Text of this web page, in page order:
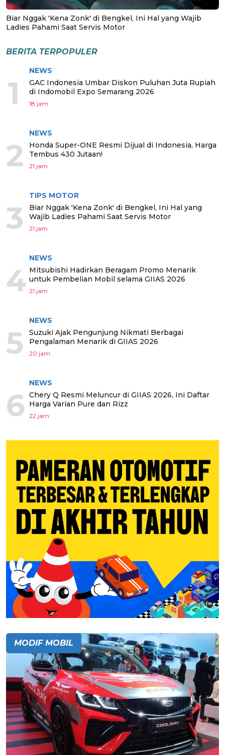
Biar Nggak 'Kena Zonk' di Bengkel, Ini Hal yang Wajib
Ladies Pahami Saat Servis Motor
BERITA TERPOPULER
1
NEWS
GAC Indonesia Umbar Diskon Puluhan Juta Rupiah
di Indomobil Expo Semarang 2026
18 jam
2
NEWS
Honda Super-ONE Resmi Dijual di Indonesia, Harga
Tembus 430 Jutaan!
21 jam
3
TIPS MOTOR
Biar Nggak 'Kena Zonk' di Bengkel, Ini Hal yang
Wajib Ladies Pahami Saat Servis Motor
21 jam
4
NEWS
Mitsubishi Hadirkan Beragam Promo Menarik
untuk Pembelian Mobil selama GIIAS 2026
21 jam
5
NEWS
Suzuki Ajak Pengunjung Nikmati Berbagai
Pengalaman Menarik di GIIAS 2026
20 jam
6
NEWS
Chery Q Resmi Meluncur di GIIAS 2026, Ini Daftar
Harga Varian Pure dan Rizz
22 jam
MODIF MOBIL